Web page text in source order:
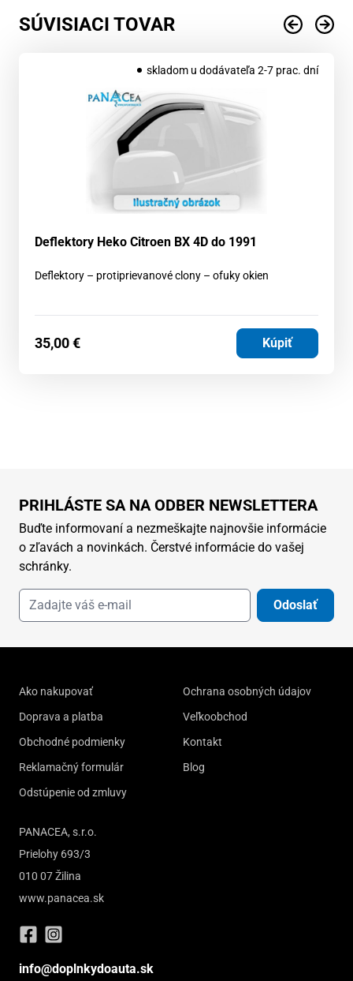
SÚVISIACI TOVAR
skladom u dodávateľa 2-7 prac. dní
Deflektory Heko Citroen BX 4D do 1991
Deflektory – protiprievanové clony – ofuky okien
35,00€ Kúpiť
PRIHLÁSTE SA NA ODBER NEWSLETTERA
Buďte informovaní a nezmeškajte najnovšie informácie
o zľavách a novinkách. Čerstvé informácie do vašej
schránky.
Odoslať
Ako nakupovať
Doprava a platba
Obchodné podmienky
Reklamačný formulár
Odstúpenie od zmluvy
Ochrana osobných údajov
Veľkoobchod
Kontakt
Blog
PANACEA, s.r.o.
Prielohy 693/3
010 07 Žilina
www.panacea.sk
info@doplnkydoauta.sk